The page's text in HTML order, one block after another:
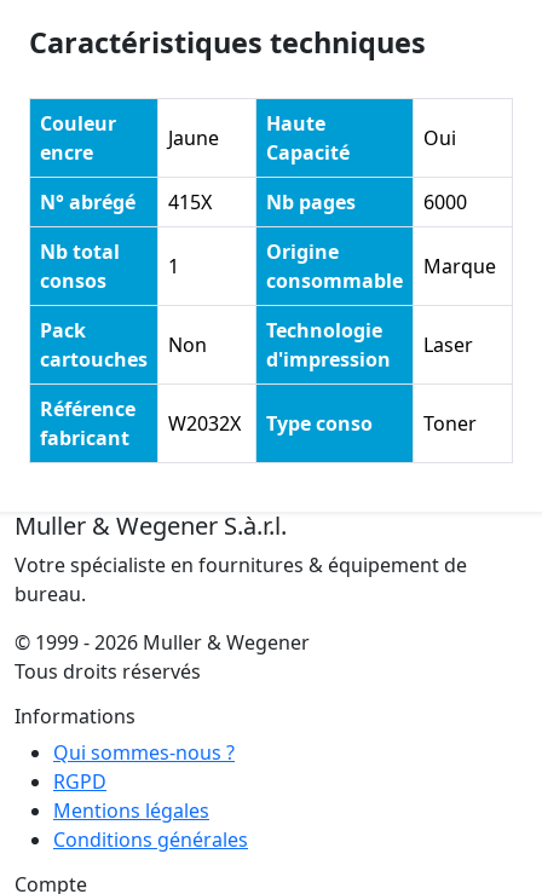
Caractéristiques techniques
Couleur
encre
Jaune
Haute
Capacité
Oui
N° abrégé 415X Nb pages
6000
Nb total
consos
1
Origine
consommable
Marque
Pack
cartouches
Non
Technologie
d'impression
Laser
Référence
fabricant
W2032X Type conso Toner
Muller & Wegener S.à.r.l.
Votre spécialiste en fournitures & équipement de
bureau.
© 1999 - 2026 Muller & Wegener
Tous droits réservés
Informations
Qui sommes-nous ?
RGPD
Mentions légales
Conditions générales
Compte